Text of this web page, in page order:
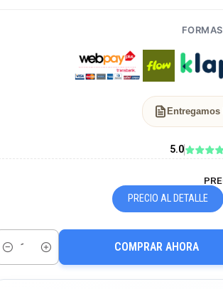
5.0
PRECIO AL DETALLE
Cantidad
COMPRAR AHORA